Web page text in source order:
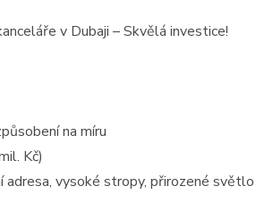
v Dubaji – Skvělá investice!
na míru
Kč)
adresa, vysoké stropy, přirozené světlo